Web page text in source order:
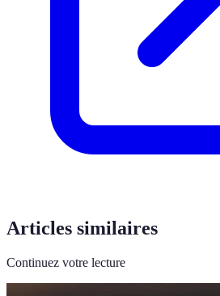
Articles similaires
Continuez votre lecture